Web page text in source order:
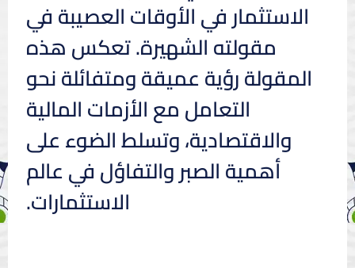
الاستثمار في الأوقات العصيبة في
مقولته الشهيرة. تعكس هذه
المقولة رؤية عميقة ومتفائلة نحو
التعامل مع الأزمات المالية
والاقتصادية، وتسلط الضوء على
أهمية الصبر والتفاؤل في عالم
الاستثمارات.